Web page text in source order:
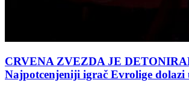
CRVENA ZVEZDA JE
Najpotcenjeniji igrač Evrolige dolazi